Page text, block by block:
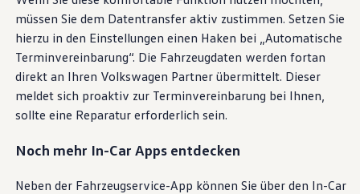
oder direkt im Fahrzeug.
müssen Sie dem Datentransfer aktiv zustimmen. Setzen Sie
hierzu in den Einstellungen einen Haken bei „Automatische
Terminvereinbarung“. Die Fahrzeugdaten werden fortan
direkt an Ihren Volkswagen Partner übermittelt. Dieser
meldet sich proaktiv zur Terminvereinbarung bei Ihnen,
sollte eine Reparatur erforderlich sein.
Noch mehr In-Car Apps entdecken
Neben der Fahrzeugservice-App können Sie über den In-Car